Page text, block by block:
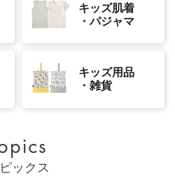
キッズ肌着
・パジャマ
キッズ用品
・雑貨
ックス